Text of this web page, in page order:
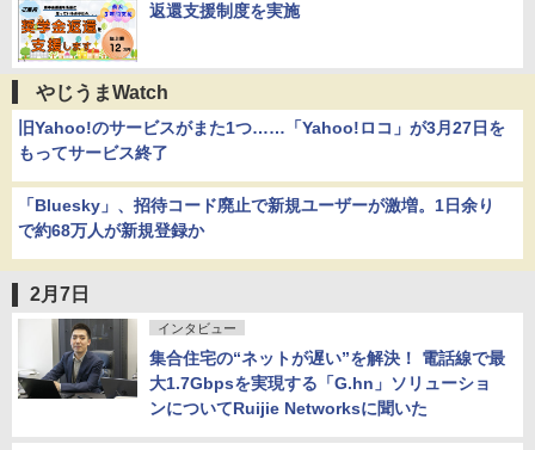
返還支援制度を実施
やじうまWatch
旧Yahoo!のサービスがまた1つ……「Yahoo!ロコ」が3月27日を
もってサービス終了
「Bluesky」、招待コード廃止で新規ユーザーが激増。1日余り
で約68万人が新規登録か
2月7日
インタビュー
集合住宅の“ネットが遅い”を解決！ 電話線で最
大1.7Gbpsを実現する「G.hn」ソリューショ
ンについてRuijie Networksに聞いた